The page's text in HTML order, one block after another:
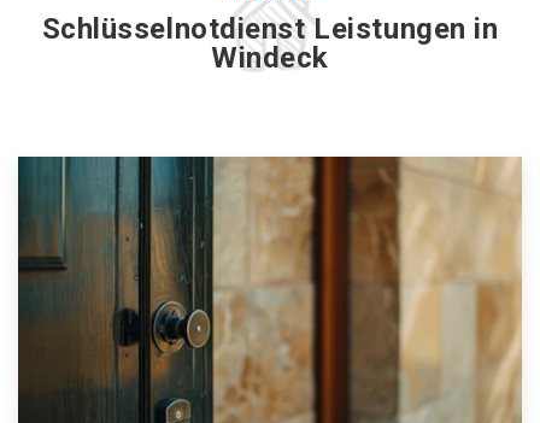
Schlüsselnotdienst Leistungen in
Windeck